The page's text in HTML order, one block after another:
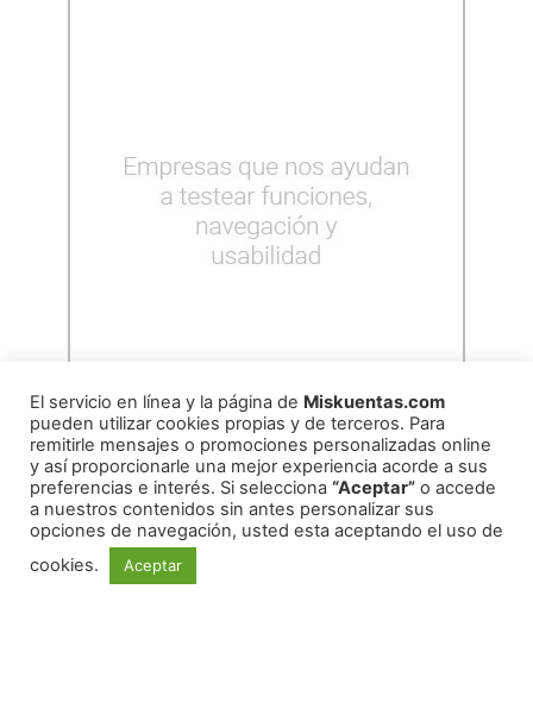
El servicio en línea y la página de Miskuentas.com
pueden utilizar cookies propias y de terceros. Para
remitirle mensajes o promociones personalizadas online
y así proporcionarle una mejor experiencia acorde a sus
preferencias e interés. Si selecciona “Aceptar” o accede
a nuestros contenidos sin antes personalizar sus
opciones de navegación, usted esta aceptando el uso de
cookies.
Aceptar